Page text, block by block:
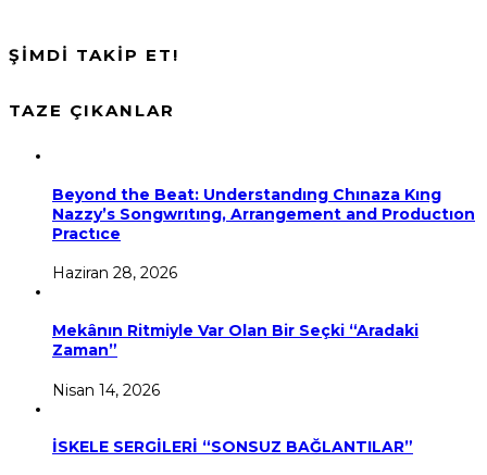
ŞİMDİ TAKİP ET!
TAZE ÇIKANLAR
Beyond the Beat: Understandıng Chınaza Kıng
Nazzy’s Songwrıtıng, Arrangement and Productıon
Practıce
Haziran 28, 2026
Mekânın Ritmiyle Var Olan Bir Seçki “Aradaki
Zaman”
Nisan 14, 2026
İSKELE SERGİLERİ “SONSUZ BAĞLANTILAR”